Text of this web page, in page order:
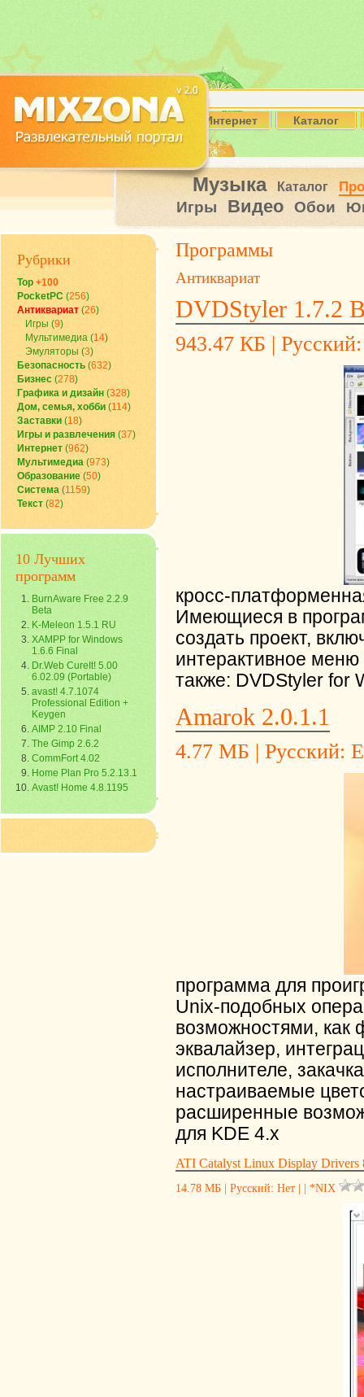
Интернет Каталог
Музыка Каталог
Игры Видео Обои
Рубрики
Top +100
PocketPC (256)
Антиквариат (26)
Игры (9)
Мультимедиа (14)
Эмуляторы (3)
Безопасность (632)
Бизнес (278)
Графика и дизайн (328)
Дом, семья, хобби (114)
Заставки (18)
Игры и развлечения (37)
Интернет (962)
Мультимедиа (973)
Образование (50)
Система (1159)
Текст (82)
10 Лучших
программ
BurnAware Free 2.2.9
Beta
K-Meleon 1.5.1 RU
XAMPP for Windows
1.6.6 Final
Dr.Web CureIt! 5.00
6.02.09 (Portable)
avast! 4.7.1074
Professional Edition +
Keygen
AIMP 2.10 Final
The Gimp 2.6.2
CommFort 4.02
Home Plan Pro 5.2.13.1
Avast! Home 4.8.1195
Программы
Антиквариат
DVDStyler 1.7.2
943.47 КБ |
кросс-
Имеющиеся в
создать проект,
интерактивное меню
также: DVDStyler for
Amarok 2.0.1.1
4.77 МБ | Русский:
программа для
Unix-подобных
возможностями, как
эквалайзер,
исполнителе,
настраиваемые
расширенные
для KDE 4.x
ATI Catalyst Linux Display Drivers
14.78 МБ | Русский: Нет | | *NIX